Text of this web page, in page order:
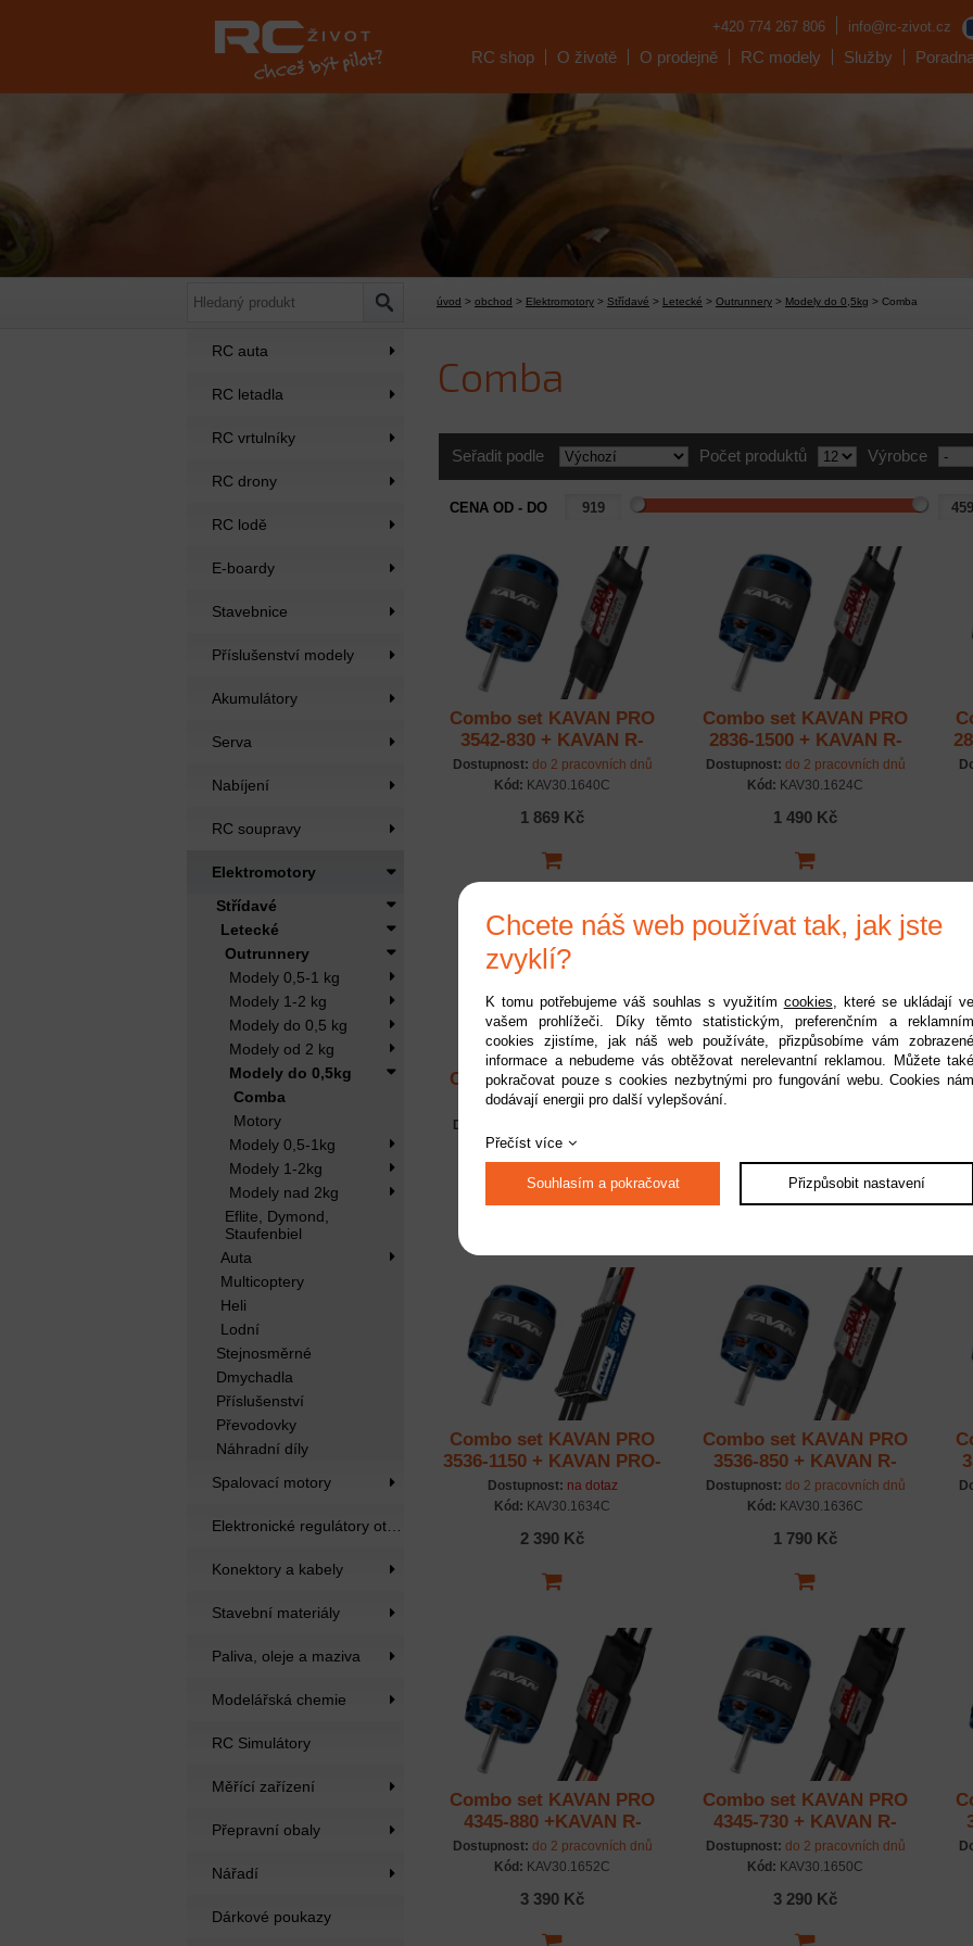
+420 774 267 806 info@rc-zivot.cz
RC shop O životě O prodejně RC modely Služby Poradna
úvod > obchod > Elektromotory > Střídavé > Letecké > Outrunnery > Modely do 0,5kg > Comba
RC auta
RC letadla
RC vrtulníky
RC drony
RC lodě
E-boardy
Stavebnice
Příslušenství modely
Akumulátory
Serva
Nabíjení
RC soupravy
Elektromotory
Střídavé
Letecké
Outrunnery
Modely 0,5-1 kg
Modely 1-2 kg
Modely do 0,5 kg
Modely od 2 kg
Modely do 0,5kg
Comba
Motory
Modely 0,5-1kg
Modely 1-2kg
Modely nad 2kg
Eflite, Dymond,
Staufenbiel
Auta
Multicoptery
Heli
Lodní
Stejnosměrné
Dmychadla
Příslušenství
Převodovky
Náhradní díly
Spalovací motory
Konektory a kabely
Stavební materiály
Paliva, oleje a maziva
Modelářská chemie
RC Simulátory
Měřící zařízení
Přepravní obaly
Nářadí
Dárkové poukazy
Comba
Seřadit podle Počet produktů Výrobce
CENA OD - DO
Combo set KAVAN PRO
3542-830 + KAVAN R-
50SB Plus
Dostupnost: do 2 pracovních dnů
Kód: KAV30.1640C
1 869 Kč
Combo set KAVAN PRO
2836-1500 + KAVAN R-
50SB Plus
Dostupnost: do 2 pracovních dnů
Kód: KAV30.1624C
1 490 Kč
Combo set KAVAN PRO
3530-1200 + KAVAN
Dostupnost:
Kód:KAV30.1628C
1 390 Kč
Combo set KAVAN PRO
3530-1500 + KAVAN R-
1 669 Kč
Combo set KAVAN PRO
3536-1150 + KAVAN PRO-
60SB
Dostupnost: na dotaz
Kód: KAV30.1634C
2 390 Kč
Combo set KAVAN PRO
3536-850 + KAVAN R-
50SB Plus
Dostupnost: do 2 pracovních dnů
Kód: KAV30.1636C
1 790 Kč
Combo set KAVAN PRO
4345-880 +KAVAN R-
80SB Plus
Dostupnost: do 2 pracovních dnů
Kód: KAV30.1652C
3 390 Kč
Combo set KAVAN PRO
4345-730 + KAVAN R-
80SB Plus
Dostupnost: do 2 pracovních dnů
Kód: KAV30.1650C
3 290 Kč
Chcete náš web používat tak, jak jste
zvyklí?
K tomu potřebujeme váš souhlas s využitím cookies, které se ukládají ve
vašem prohlížeči. Díky těmto statistickým, preferenčním a reklamním
cookies zjistíme, jak náš web používáte, přizpůsobíme vám zobrazené
informace a nebudeme vás obtěžovat nerelevantní reklamou. Můžete také
pokračovat pouze s cookies nezbytnými pro fungování webu. Cookies nám
dodávají energii pro další vylepšování.
Přečíst více
Souhlasím a pokračovat Přizpůsobit nastavení